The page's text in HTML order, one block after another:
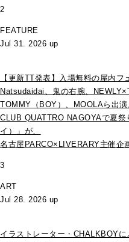
2
FEATURE
Jul 31. 2026 up
【更新TT発表】入場無料の屋内フ
Natsudaidai、鬼の右腕、
TOMMY（BOY）、MOOLAら出演
CLUB QUATTRO NAGOYAで夏
イ）」が、
名古屋PARCO×LIVERARY主催企
3
ART
Jul 28. 2026 up
イラストレーター・CHALKBOY